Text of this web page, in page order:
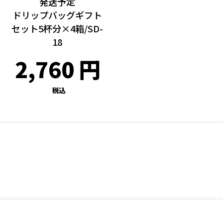
ドリップバッグギフト
セット5杯分×4箱/SD-
18
2,760
税込